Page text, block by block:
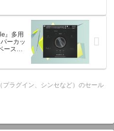
』多用
ーカッ
ース、
プラグイン、シンセなど）のセール